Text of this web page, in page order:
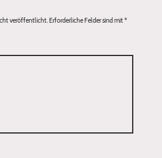
veröffentlicht.Erforderliche Felder sind mit*